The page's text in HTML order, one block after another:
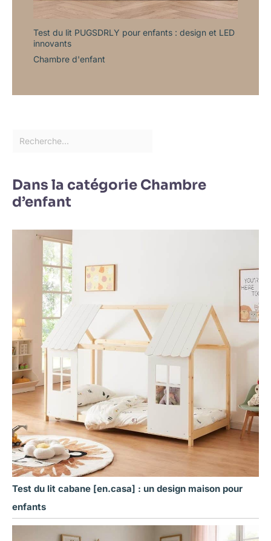
Test du lit PUGSDRLY pour enfants : design et LED
innovants
Chambre d'enfant
Dans la catégorie Chambre
d’enfant
Test du lit cabane [en.casa] : un design maison pour
enfants